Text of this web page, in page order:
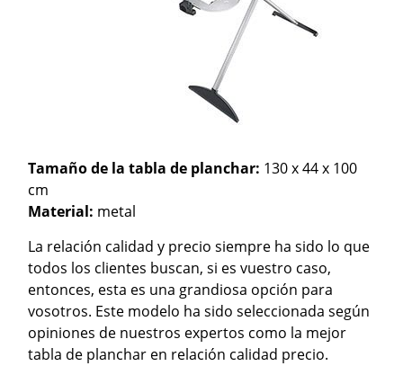
Tamaño de la tabla de planchar: 130 x 44 x 100
cm
Material: metal
La relación calidad y precio siempre ha sido lo que
todos los clientes buscan, si es vuestro caso,
entonces, esta es una grandiosa opción para
vosotros. Este modelo ha sido seleccionada según
opiniones de nuestros expertos como la mejor
tabla de planchar en relación calidad precio.